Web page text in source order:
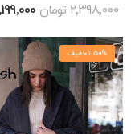
2٬398٬000 تومان 1٬199٬000
50% تخفیف